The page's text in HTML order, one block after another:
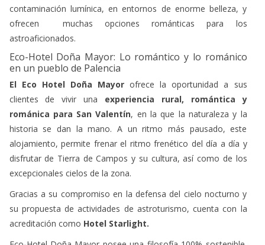
contaminación lumínica, en entornos de enorme belleza, y
ofrecen muchas opciones románticas para los
Eco-Hotel Doña Mayor: Lo romántico y lo románico
en un pueblo de Palencia
El Eco Hotel Doña Mayor
ofrece la oportunidad a sus
experiencia rural, romántica y
románica para San Valentín, en la que la naturaleza y la
historia se dan la mano. A un ritmo más pausado, este
alojamiento, permite frenar el ritmo frenético del día a día y
disfrutar de Tierra de Campos y su cultura, así como de los
excepcionales cielos de la zona.
Gracias a su compromiso en la defensa del cielo nocturno y
su propuesta de actividades de astroturismo, cuenta con la
Hotel Starlight.